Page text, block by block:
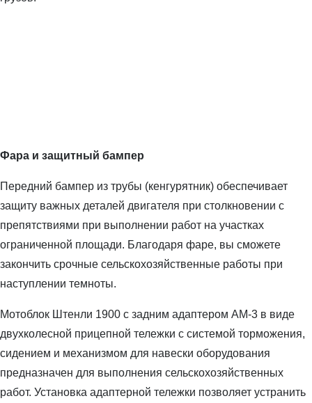
Фара и защитный бампер
Передний бампер из трубы (кенгурятник) обеспечивает
защиту важных деталей двигателя при столкновении с
препятствиями при выполнении работ на участках
ограниченной площади. Благодаря фаре, вы сможете
закончить срочные сельскохозяйственные работы при
наступлении темноты.
Мотоблок Штенли 1900 с задним адаптером АМ-3 в виде
двухколесной прицепной тележки с системой торможения,
сидением и механизмом для навески оборудования
предназначен для выполнения сельскохозяйственных
работ. Установка адаптерной тележки позволяет устранить